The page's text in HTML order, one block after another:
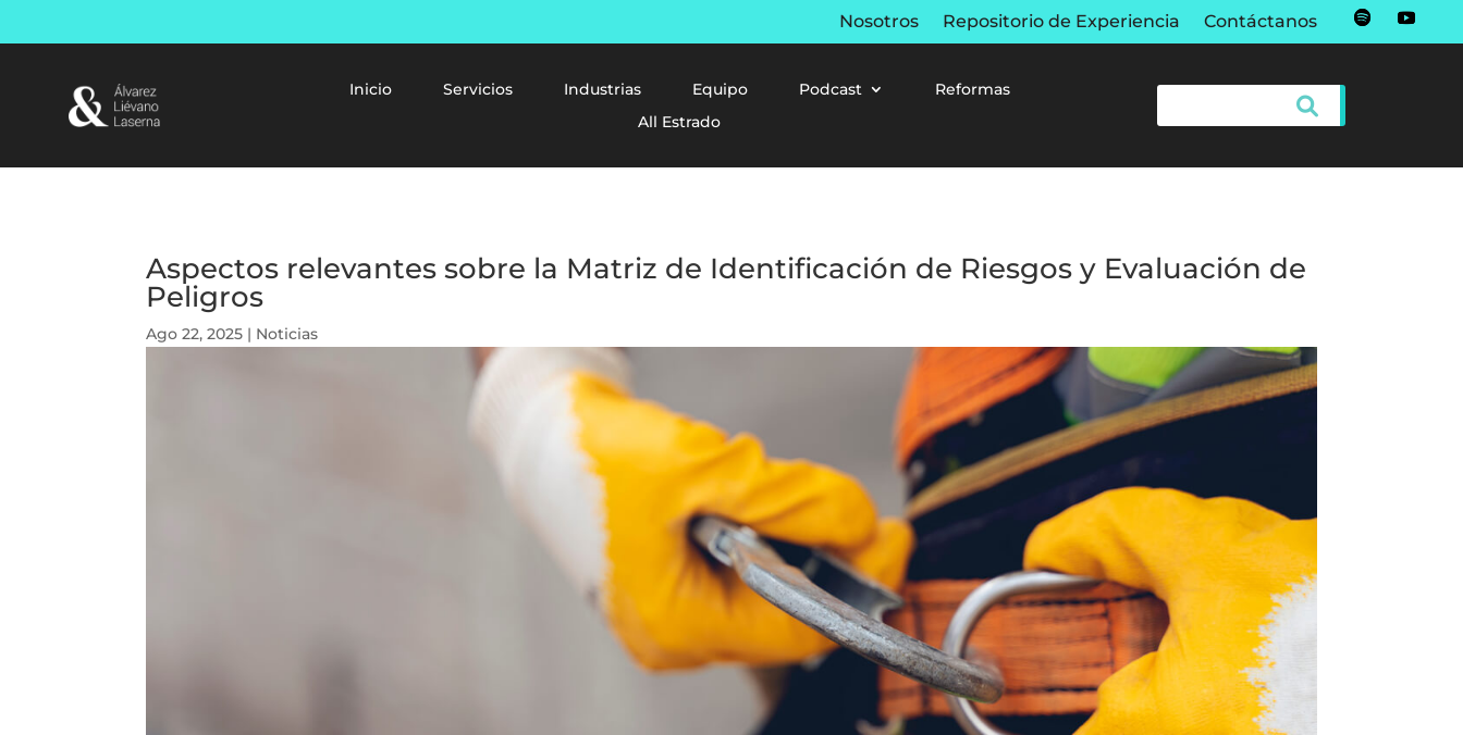
Nosotros Repositorio de Experiencia Contáctanos
Inicio Servicios Industrias Equipo Podcast
Reformas
All Estrado
Aspectos relevantes sobre la Matriz de Identificación de Riesgos y Evaluación de
Peligros
Ago 22, 2025 | Noticias